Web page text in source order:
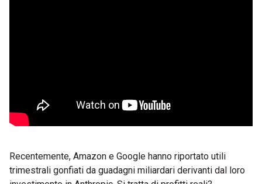
Recentemente, Amazon e Google hanno riportato utili
trimestrali gonfiati da guadagni miliardari derivanti dal loro